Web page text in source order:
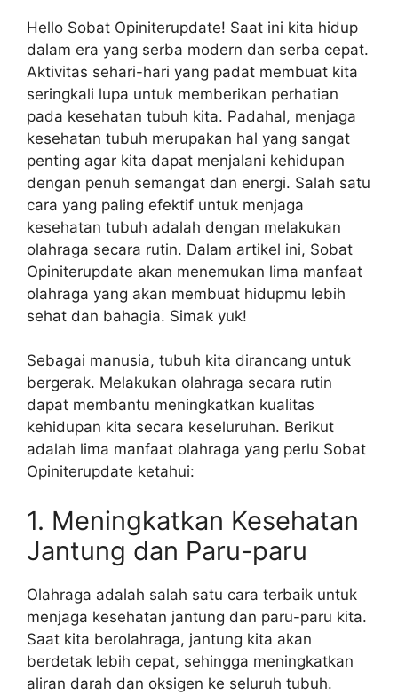
Hello Sobat Opiniterupdate! Saat ini kita hidup
dalam era yang serba modern dan serba cepat.
Aktivitas sehari-hari yang padat membuat kita
seringkali lupa untuk memberikan perhatian
pada kesehatan tubuh kita. Padahal, menjaga
kesehatan tubuh merupakan hal yang sangat
penting agar kita dapat menjalani kehidupan
dengan penuh semangat dan energi. Salah satu
cara yang paling efektif untuk menjaga
kesehatan tubuh adalah dengan melakukan
olahraga secara rutin. Dalam artikel ini, Sobat
Opiniterupdate akan menemukan lima manfaat
olahraga yang akan membuat hidupmu lebih
sehat dan bahagia. Simak yuk!
Sebagai manusia, tubuh kita dirancang untuk
bergerak. Melakukan olahraga secara rutin
dapat membantu meningkatkan kualitas
kehidupan kita secara keseluruhan. Berikut
adalah lima manfaat olahraga yang perlu Sobat
Opiniterupdate ketahui:
1. Meningkatkan Kesehatan
Jantung dan Paru-paru
Olahraga adalah salah satu cara terbaik untuk
menjaga kesehatan jantung dan paru-paru kita.
Saat kita berolahraga, jantung kita akan
berdetak lebih cepat, sehingga meningkatkan
aliran darah dan oksigen ke seluruh tubuh.